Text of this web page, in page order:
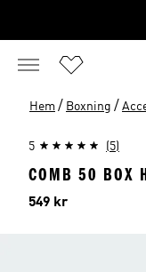
Hem / Boxning /
5 (5)
COMB 50 BOX
Pris
549 kr